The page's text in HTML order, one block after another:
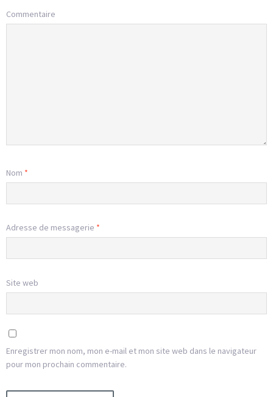
Commentaire
Nom *
Adresse de messagerie *
Site web
Enregistrer mon nom, mon e-mail et mon site web dans le navigateur
pour mon prochain commentaire.